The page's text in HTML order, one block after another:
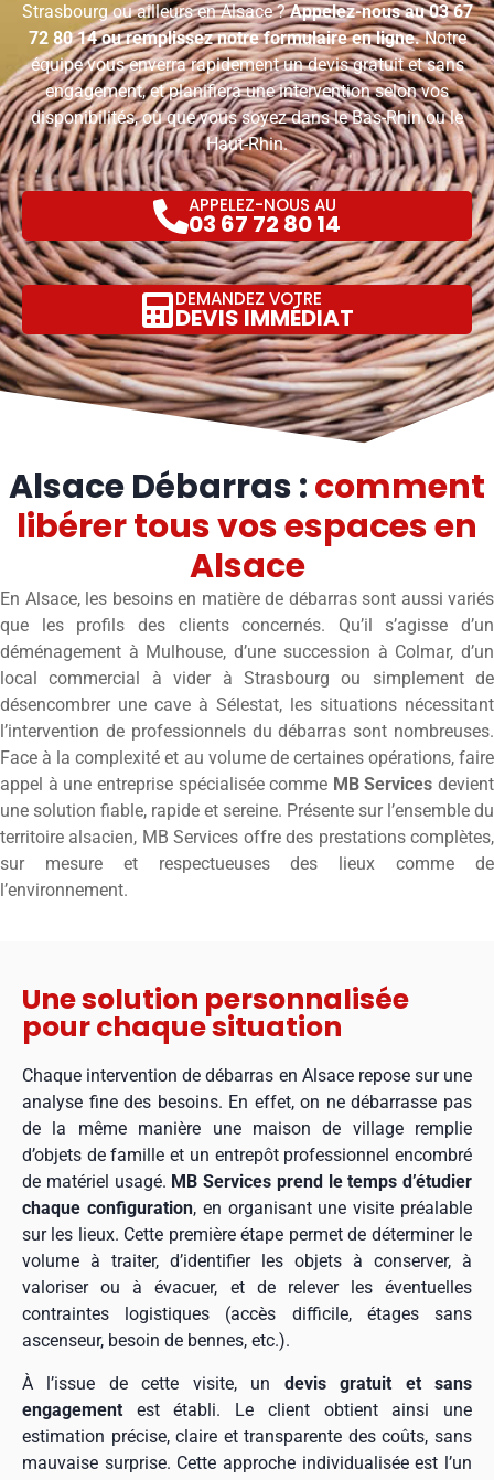
Strasbourg ou ailleurs en Alsace ?Appelez-nous au03 67
72 80 14ou remplissez notre formulaire en ligne.Notre
équipe vous enverra rapidement un devis gratuit et sans
engagement, et planifiera une intervention selon vos
disponibilités, où que vous soyez dans le Bas-Rhin ou le
Haut-Rhin.
APPELEZ-NOUS AU
03 67 72 80 14
DEMANDEZ VOTRE
DEVIS IMMÉDIAT
Alsace Débarras :comment
libérer tous vos espaces en
Alsace
En Alsace, les besoins en matière de débarras sont aussi variés
que les profils des clients concernés. Qu’il s’agisse d’un
déménagement à Mulhouse, d’une succession à Colmar, d’un
local commercial à vider à Strasbourg ou simplement de
désencombrer une cave à Sélestat, les situations nécessitant
l’intervention de professionnels du débarras sont nombreuses.
Face à la complexité et au volume de certaines opérations, faire
appel à une entreprise spécialisée comme MB Services devient
une solution fiable, rapide et sereine. Présente sur l’ensemble du
territoire alsacien, MB Services offre des prestations complètes,
sur mesure et respectueuses des lieux comme de
l’environnement.
Une solution personnalisée
pour chaque situation
Chaque intervention de débarras en Alsace repose sur une
analyse fine des besoins. En effet, on ne débarrasse pas
de la même manière une maison de village remplie
d’objets de famille et un entrepôt professionnel encombré
de matériel usagé. MB Services prend le temps d’étudier
chaque configuration, en organisant une visite préalable
sur les lieux. Cette première étape permet de déterminer le
volume à traiter, d’identifier les objets à conserver, à
valoriser ou à évacuer, et de relever les éventuelles
contraintes logistiques (accès difficile, étages sans
ascenseur, besoin de bennes, etc.).
À l’issue de cette visite, un devis gratuit et sans
engagement est établi. Le client obtient ainsi une
estimation précise, claire et transparente des coûts, sans
mauvaise surprise. Cette approche individualisée est l’un